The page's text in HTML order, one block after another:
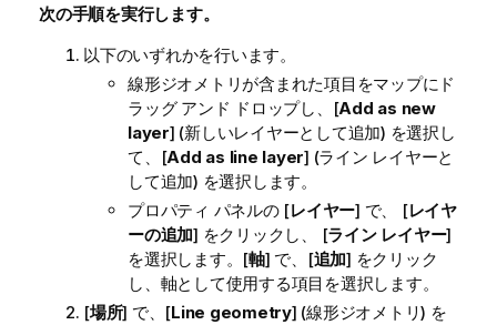
次の手順を実行します。
以下のいずれかを行います。
線形ジオメトリが含まれた項目をマップにド
ラッグ アンド ドロップし、[Add as new
layer] (新しいレイヤーとして追加) を選択し
て、[Add as line layer] (ライン レイヤーと
して追加) を選択します。
プロパティ パネルの [レイヤー] で、 [レイヤ
ーの追加] をクリックし、 [ライン レイヤー]
を選択します。[軸] で、[追加] をクリック
し、軸として使用する項目を選択します。
[場所] で、[Line geometry] (線形ジオメトリ) を